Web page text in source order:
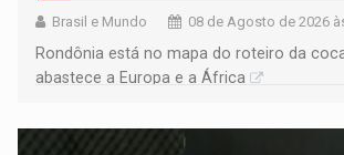
Brasil e Mundo 08 de Agosto de 2026
Rondônia está no mapa do roteiro da
abastece a Europa e a África